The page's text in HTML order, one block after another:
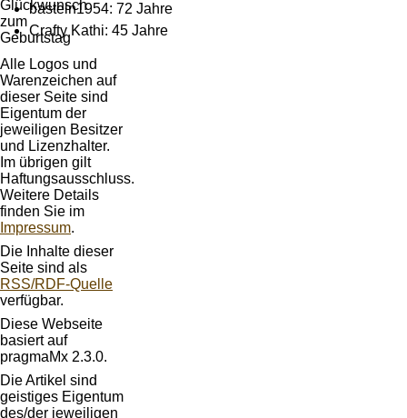
basteln1954: 72 Jahre
Crafty Kathi: 45 Jahre
Alle Logos und
Warenzeichen auf
dieser Seite sind
Eigentum der
jeweiligen Besitzer
und Lizenzhalter.
Im übrigen gilt
Haftungsausschluss.
Weitere Details
finden Sie im
Impressum.
Die Inhalte dieser
Seite sind als
RSS/RDF-Quelle
verfügbar.
Diese Webseite
basiert auf
pragmaMx 2.3.0.
Die Artikel sind
geistiges Eigentum
des/der jeweiligen